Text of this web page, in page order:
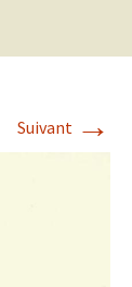
Suivant →